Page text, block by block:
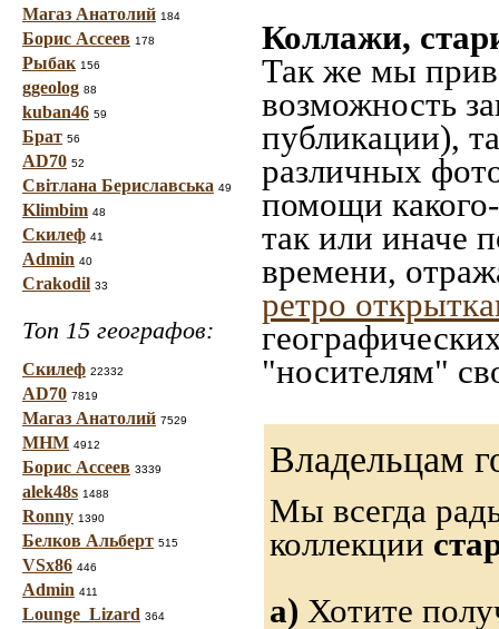
Магаз Анатолий 184
Борис Ассеев 178
Рыбак 156
ggeolog 88
kuban46 59
Брат 56
AD70 52
Світлана Бериславська 49
Klimbim 48
Скилеф 41
Admin 40
Crakodil 33
Топ 15 географов:
Скилеф 22332
AD70 7819
Магаз Анатолий 7529
МНМ 4912
Борис Ассеев 3339
alek48s 1488
Ronny 1390
Белков Альберт 515
VSx86 446
Admin 411
Lounge_Lizard 364
Коллажи,
Так же мы
возможность
публикации),
различных
помощи
так или иначе
времени,
ретро
"носителям"
Владельцам
Мы всегда
коллекции
а) Хотите